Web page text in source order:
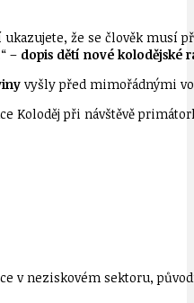
ukazujete, že se člověk
– dopis dětí nové
vyšly před mimořádnými
Koloděj při návštěvě
v neziskovém sektoru,